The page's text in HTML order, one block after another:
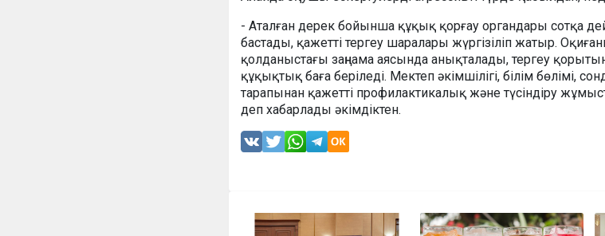
- Аталған дерек бойынша құқық қорғау органдары сотқа
бастады, қажетті тергеу шаралары жүргізіліп жатыр.
қолданыстағы заңнама аясында анықталады, тергеу
құқықтық баға беріледі. Мектеп әкімшілігі, білім бөлімі,
тарапынан қажетті профилактикалық және түсіндіру
деп хабарлады әкімдіктен.